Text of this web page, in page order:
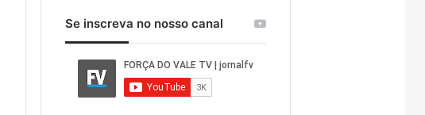
Se inscreva no nosso canal